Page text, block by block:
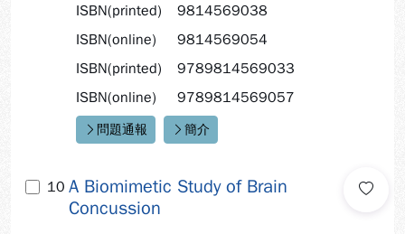
ISBN(printed)
9814569038
ISBN(online)
9814569054
ISBN(printed)
9789814569033
ISBN(online)
9789814569057
快速連結：
問題通報 簡介
10 A Biomimetic Study of Brain
Concussion